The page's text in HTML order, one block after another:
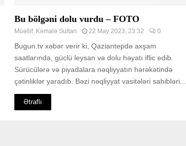
Bu bölgəni dolu vurdu – FOTO
Müəllif: Kəmalə Sultan 22 May 2023, 23:32 0
Bugun.tv xəbər verir ki, Qaziantepdə axşam
saatlarında, güclü leysan və dolu həyatı iflic edib.
Sürücülərə və piyadalara nəqliyyatın hərəkətində
çətinliklər yaradıb. Bəzi nəqliyyat vasitələri sahibləri...
Ətraflı